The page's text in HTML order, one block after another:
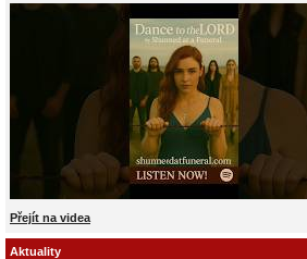
Přejít na videa
Aktuality